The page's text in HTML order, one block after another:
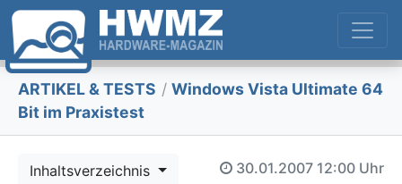
ARTIKEL & TESTS / Windows Vista Ultimate 64
Bit im Praxistest
Inhaltsverzeichnis 30.01.2007 12:00 Uhr